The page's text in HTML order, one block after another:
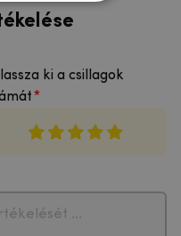
ki a csillagok